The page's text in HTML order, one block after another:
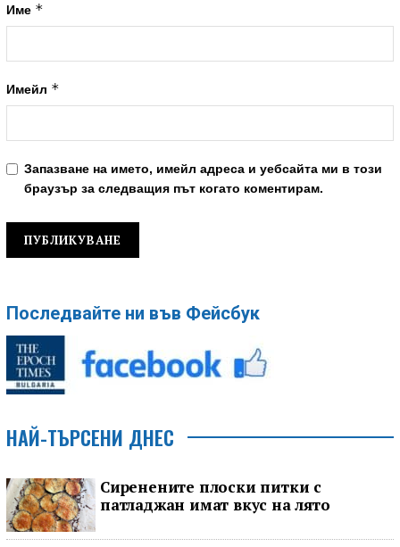
Име *
Имейл *
Запазване на името, имейл адреса и уебсайта ми в този
браузър за следващия път когато коментирам.
Последвайте ни във Фейсбук
НАЙ-ТЪРСЕНИ ДНЕС
Сиренените плоски питки с
патладжан имат вкус на лято